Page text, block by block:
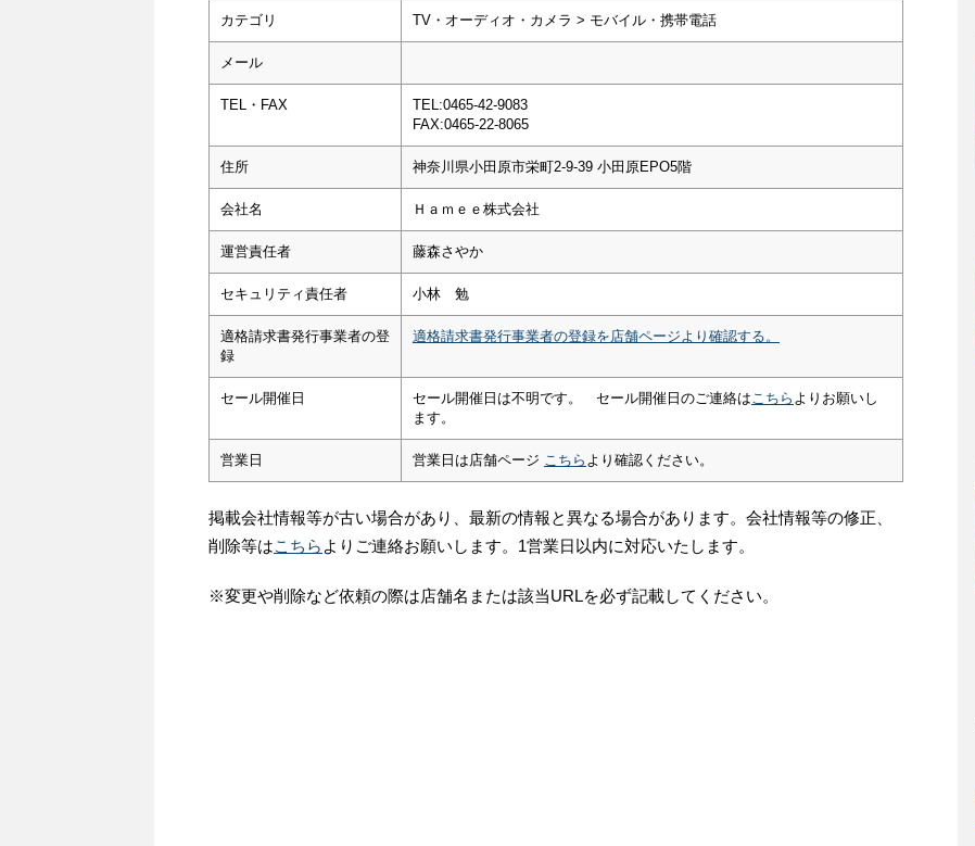
カテゴリ TV・オーディオ・カメラ > モバイル・携帯電話
メール
TEL・FAX
TEL:0465-42-9083
FAX:0465-22-8065
住所 神奈川県小田原市栄町2-9-39 小田原EPO5階
会社名 Ｈａｍｅｅ株式会社
運営責任者 藤森さやか
セキュリティ責任者 小林 勉
適格請求書発行事業者の登
録
適格請求書発行事業者の登録を店舗ページより確認する。
セール開催日 セール開催日は不明です。 セール開催日のご連絡は こちら よりお願いし
ます。
営業日 営業日は店舗ページ こちら より確認ください。
掲載会社情報等が古い場合があり、最新の情報と異なる場合があります。会社情報等の修正、
削除等はこちら よりご連絡お願いします。1営業日以内に対応いたします。
※変更や削除など依頼の際は店舗名または該当URLを必ず記載してください。